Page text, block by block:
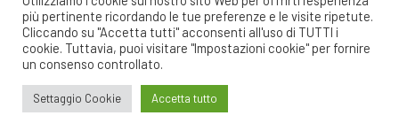
Copyright © 2026 ·Monochrome ProonGenesis Framework·WordPress
Accedi
POLITICA DI RIMBORSO E RESO
più pertinente ricordando le tue preferenze e le visite ripetute.
Cliccando su "Accetta tutti" acconsenti all'uso di TUTTI i
cookie. Tuttavia, puoi visitare "Impostazioni cookie" per fornire
un consenso controllato.
Settaggio Cookie Accetta tutto